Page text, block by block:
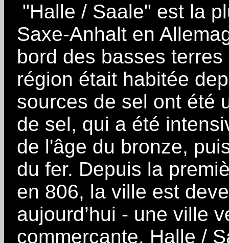
"Halle / Saale" est la
Saxe-Anhalt en
bord des basses
région était habitée
sources de sel ont été
de sel, qui a été
de l'âge du bronze,
du fer. Depuis la
en 806, la ville est
aujourd’hui - une ville
commerçante. Halle /